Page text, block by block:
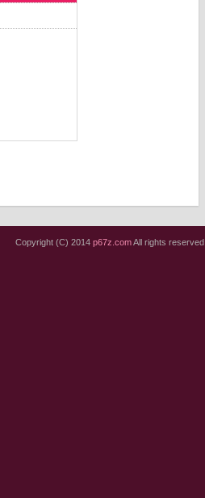
Copyright (C) 2014 p67z.comAll rights reserved.